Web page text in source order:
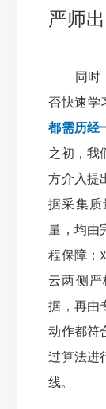
严师
同时，
否快速学
都需历经
之初，我
方介入提
据采集质
量，均由
程保障；
云两侧严
据，再由
动作都符
过算法进
线。